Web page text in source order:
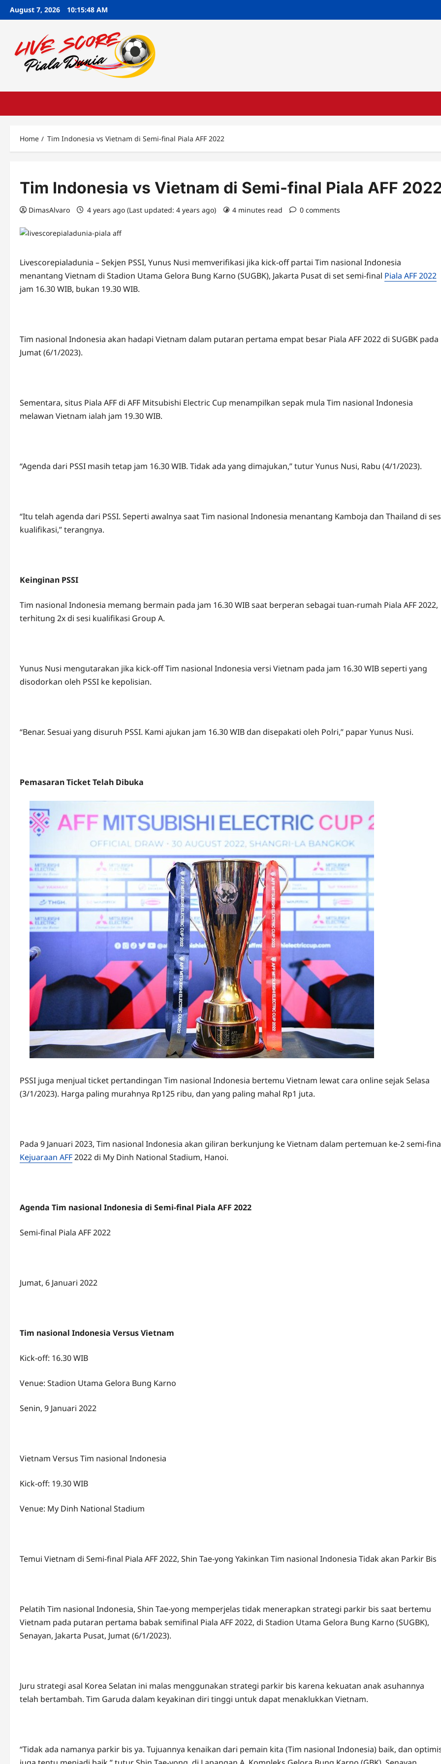
SkipAugust 7, 2026 10:15:49 AM
Home Tim Indonesia vs Vietnam di Semi-final Piala AFF 2022
Tim Indonesia vs Vietnam di Semi-final Piala AFF
DimasAlvaro 4 years ago (Last updated: 4 years ago) 4 minutes read 0 comments
Livescorepialadunia – Sekjen PSSI, Yunus Nusi memverifikasi jika kick-off partai Tim nasional Indonesia
menantang Vietnam di Stadion Utama Gelora Bung Karno (SUGBK), Jakarta Pusat di set semi-final Piala AFF 2022
jam 16.30 WIB, bukan 19.30 WIB.
Tim nasional Indonesia akan hadapi Vietnam dalam putaran pertama empat besar Piala AFF 2022 di SUGBK pada
Jumat (6/1/2023).
Sementara, situs Piala AFF di AFF Mitsubishi Electric Cup menampilkan sepak mula Tim nasional Indonesia
melawan Vietnam ialah jam 19.30 WIB.
“Agenda dari PSSI masih tetap jam 16.30 WIB. Tidak ada yang dimajukan,” tutur Yunus Nusi, Rabu (4/1/2023).
“Itu telah agenda dari PSSI. Seperti awalnya saat Tim nasional Indonesia menantang Kamboja dan Thailand di
kualifikasi,” terangnya.
Keinginan PSSI
Tim nasional Indonesia memang bermain pada jam 16.30 WIB saat berperan sebagai tuan-rumah Piala AFF 2022,
terhitung 2x di sesi kualifikasi Group A.
Yunus Nusi mengutarakan jika kick-off Tim nasional Indonesia versi Vietnam pada jam 16.30 WIB seperti yang
disodorkan oleh PSSI ke kepolisian.
“Benar. Sesuai yang disuruh PSSI. Kami ajukan jam 16.30 WIB dan disepakati oleh Polri,” papar Yunus Nusi.
Pemasaran Ticket Telah Dibuka
PSSI juga menjual ticket pertandingan Tim nasional Indonesia bertemu Vietnam lewat cara online sejak Selasa
(3/1/2023). Harga paling murahnya Rp125 ribu, dan yang paling mahal Rp1 juta.
Pada 9 Januari 2023, Tim nasional Indonesia akan giliran berkunjung ke Vietnam dalam pertemuan ke-2 semi-
Kejuaraan AFF2022 di My Dinh National Stadium, Hanoi.
Agenda Tim nasional Indonesia di Semi-final Piala AFF 2022
Semi-final Piala AFF 2022
Jumat, 6 Januari 2022
Tim nasional Indonesia Versus Vietnam
Kick-off: 16.30 WIB
Venue: Stadion Utama Gelora Bung Karno
Senin, 9 Januari 2022
Vietnam Versus Tim nasional Indonesia
Kick-off: 19.30 WIB
Venue: My Dinh National Stadium
Temui Vietnam di Semi-final Piala AFF 2022, Shin Tae-yong Yakinkan Tim nasional Indonesia Tidak akan Parkir Bis
Pelatih Tim nasional Indonesia, Shin Tae-yong memperjelas tidak menerapkan strategi parkir bis saat bertemu
Vietnam pada putaran pertama babak semifinal Piala AFF 2022, di Stadion Utama Gelora Bung Karno (SUGBK),
Senayan, Jakarta Pusat, Jumat (6/1/2023).
Juru strategi asal Korea Selatan ini malas menggunakan strategi parkir bis karena kekuatan anak asuhannya
telah bertambah. Tim Garuda dalam keyakinan diri tinggi untuk dapat menaklukkan Vietnam.
“Tidak ada namanya parkir bis ya. Tujuannya kenaikan dari pemain kita (Tim nasional Indonesia) baik, dan